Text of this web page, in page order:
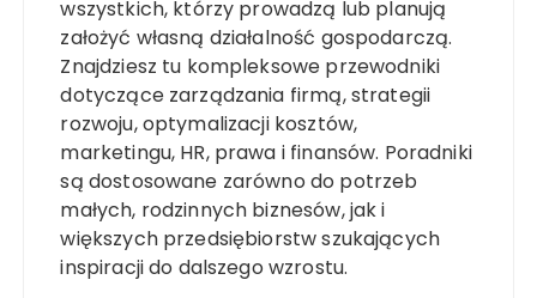
wszystkich, którzy prowadzą lub planują
założyć własną działalność gospodarczą.
Znajdziesz tu kompleksowe przewodniki
dotyczące zarządzania firmą, strategii
rozwoju, optymalizacji kosztów,
marketingu, HR, prawa i finansów. Poradniki
są dostosowane zarówno do potrzeb
małych, rodzinnych biznesów, jak i
większych przedsiębiorstw szukających
inspiracji do dalszego wzrostu.